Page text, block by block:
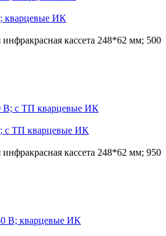
кварцевые ИК
кассета 248*62 мм; 500
с ТП кварцевые ИК
кассета 248*62 мм; 950